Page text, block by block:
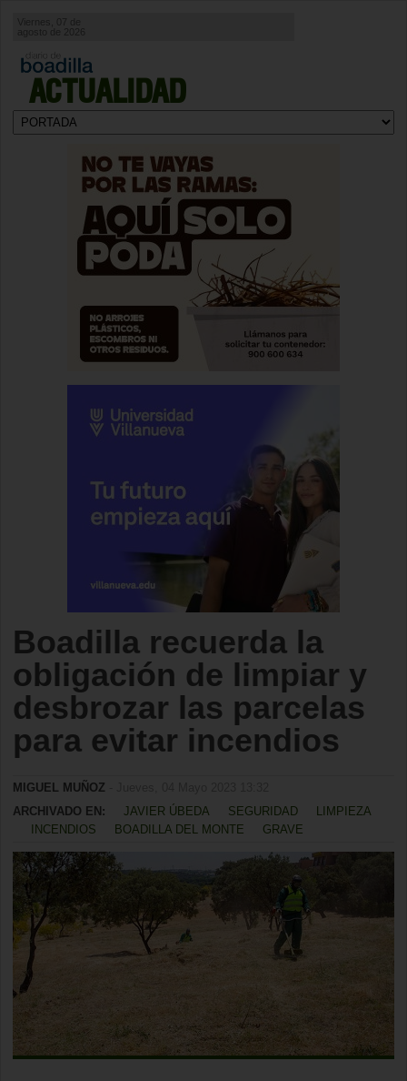
ACTUALIDAD
agosto de 2026
Boadilla recuerda la
obligación de limpiar y
desbrozar las parcelas
para evitar incendios
MIGUEL MUÑOZ
ARCHIVADO EN:
JAVIER ÚBEDA SEGURIDAD
LIMPIEZA
INCENDIOS
BOADILLA DEL MONTE GRAVE